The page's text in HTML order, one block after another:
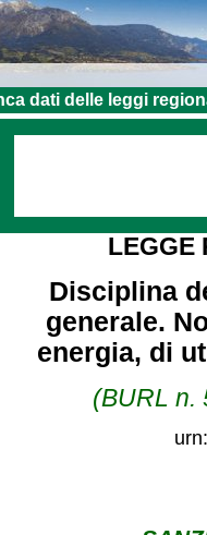
dati delle leggi
LEGGE
Disciplina
generale.
energia, di
(BURL n.